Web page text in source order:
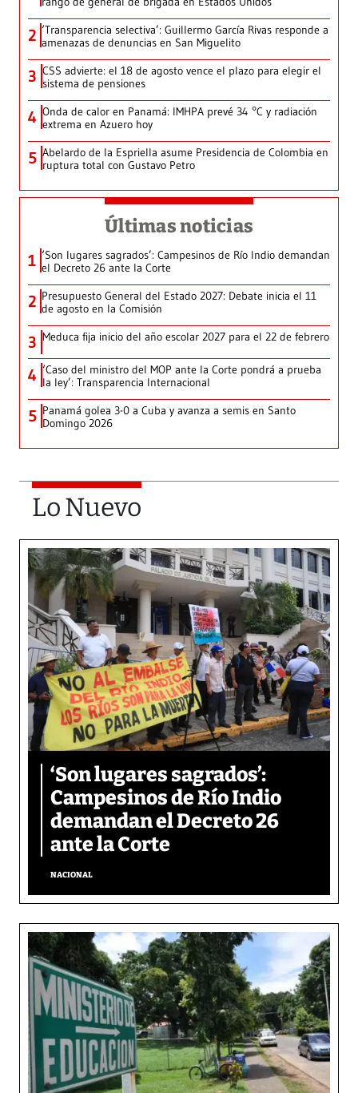
2 ‘Transparencia selectiva’: Guillermo García Rivas responde a
amenazas de denuncias en San Miguelito
3 CSS advierte: el 18 de agosto vence el plazo para elegir el
sistema de pensiones
4 Onda de calor en Panamá: IMHPA prevé 34 °C y radiación
extrema en Azuero hoy
5 Abelardo de la Espriella asume Presidencia de Colombia en
ruptura total con Gustavo Petro
Últimas noticias
1 ‘Son lugares sagrados’: Campesinos de Río Indio demandan
el Decreto 26 ante la Corte
2 Presupuesto General del Estado 2027: Debate inicia el 11
de agosto en la Comisión
3 Meduca fija inicio del año escolar 2027 para el 22 de febrero
4 ‘Caso del ministro del MOP ante la Corte pondrá a prueba
la ley’: Transparencia Internacional
5 Panamá golea 3-0 a Cuba y avanza a semis en Santo
Domingo 2026
Lo Nuevo
‘Son lugares sagrados’:
Campesinos de Río Indio
demandan el Decreto 26
ante la Corte
NACIONAL